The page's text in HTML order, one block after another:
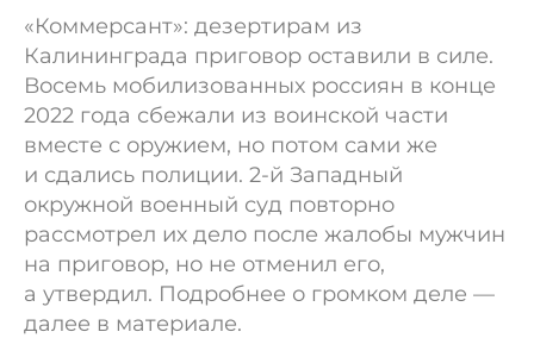
«Коммерсант»: дезертирам из
Калининграда приговор оставили в силе.
Восемь мобилизованных россиян в конце
2022 года сбежали из воинской части
вместе с оружием, но потом сами же
и сдались полиции. 2-й Западный
окружной военный суд повторно
рассмотрел их дело после жалобы мужчин
на приговор, но не отменил его,
а утвердил. Подробнее о громком деле —
далее в материале.